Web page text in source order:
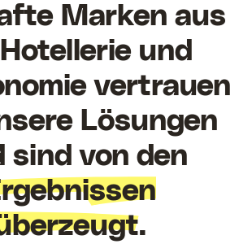
Marken aus
und
vertrauen
Lösungen
sind von den
.